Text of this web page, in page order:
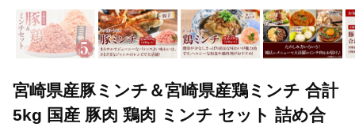
宮崎県産豚ミンチ＆宮崎県産鶏ミンチ 合計
5kg 国産 豚肉 鶏肉 ミンチ セット 詰め合